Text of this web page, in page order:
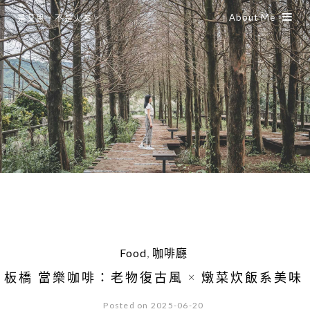
是艾思，不是火拳。 About Me
Food, 咖啡廳
板橋 當樂咖啡：老物復古風 × 燉菜炊飯系美味
Posted on 2025-06-20